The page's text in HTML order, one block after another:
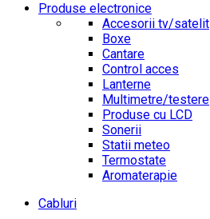
Produse electronice
Accesorii tv/satelit
Boxe
Cantare
Control acces
Lanterne
Multimetre/testere
Produse cu LCD
Sonerii
Statii meteo
Termostate
Aromaterapie
Cabluri